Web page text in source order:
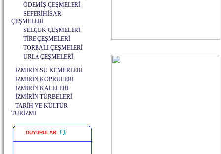
ÖDEMİŞ ÇEŞMELERİ
SEFERİHİSAR
ÇEŞMELERİ
SELÇUK ÇEŞMELERİ
TİRE ÇEŞMELERİ
TORBALI ÇEŞMELERİ
URLA ÇEŞMELERİ
İZMİRİN SU KEMERLERİ
İZMİRİN KÖPRÜLERİ
İZMİRİN KALELERİ
İZMİRİN TÜRBELERİ
TARİH VE KÜLTÜR
TURİZMİ
DUYURULAR